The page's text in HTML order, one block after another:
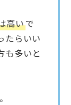
高いで
たらいい
も多いと
。